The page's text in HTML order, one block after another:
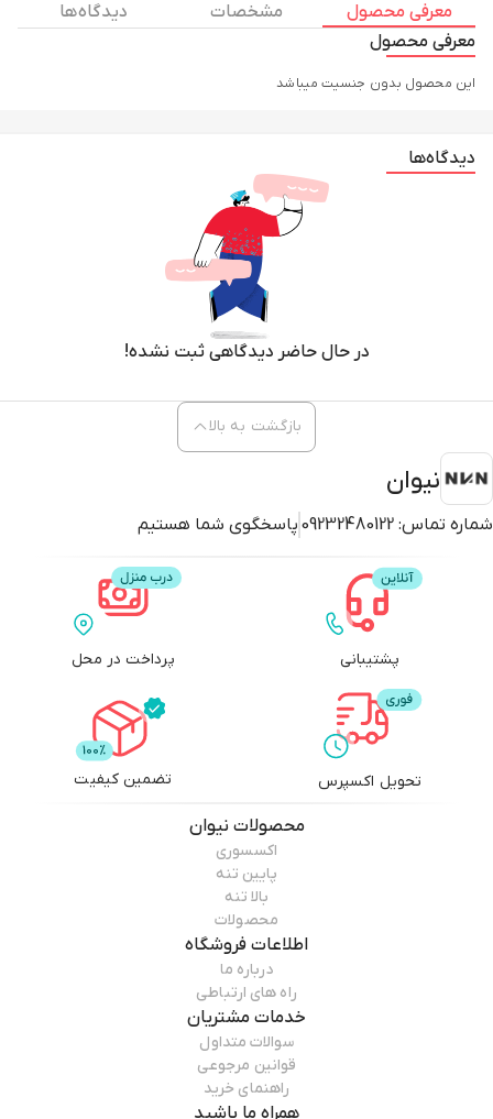
معرفی محصول مشخصات
دیدگاه ها
معرفی محصول
این محصول بدون جنسیت میباشد
دیدگاه‌ها
در حال حاضر دیدگاهی ثبت نشده!
نیوان
شماره تماس: 09232480122 پاسخگوی شما هستیم
بازگشت به بالا
پشتیبانی پرداخت در محل
تحویل اکسپرس تضمین کیفیت
محصولات نیوان
اکسسوری
پایین تنه
بالا تنه
محصولات
اطلاعات فروشگاه
درباره ما
راه های ارتباطی
خدمات مشتریان
سوالات متداول
قوانین مرجوعی
راهنمای خرید
همراه ما باشید